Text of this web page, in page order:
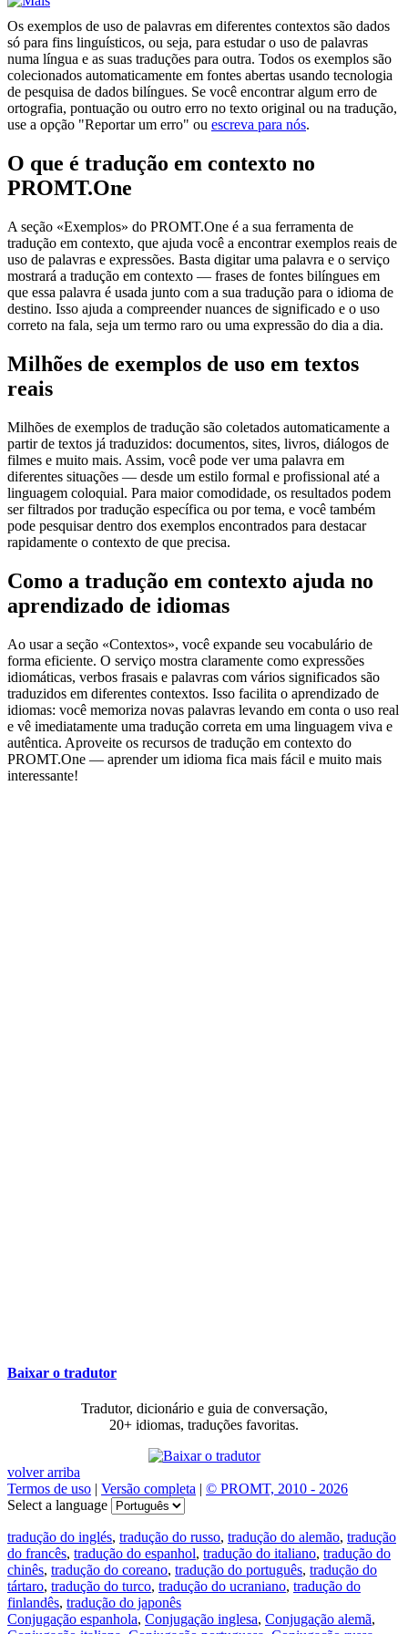
Os exemplos de uso de palavras em diferentes contextos são dados
só para fins linguísticos, ou seja, para estudar o uso de palavras
numa língua e as suas traduções para outra. Todos os exemplos são
colecionados automaticamente em fontes abertas usando tecnologia
de pesquisa de dados bilíngues. Se você encontrar algum erro de
ortografia, pontuação ou outro erro no texto original ou na tradução,
use a opção "Reportar um erro" ou escreva para nós.
O que é tradução em contexto no
PROMT.One
A seção «Exemplos» do PROMT.One é a sua ferramenta de
tradução em contexto, que ajuda você a encontrar exemplos reais de
uso de palavras e expressões. Basta digitar uma palavra e o serviço
mostrará a tradução em contexto — frases de fontes bilíngues em
que essa palavra é usada junto com a sua tradução para o idioma de
destino. Isso ajuda a compreender nuances de significado e o uso
correto na fala, seja um termo raro ou uma expressão do dia a dia.
Milhões de exemplos de uso em textos
reais
Milhões de exemplos de tradução são coletados automaticamente a
partir de textos já traduzidos: documentos, sites, livros, diálogos de
filmes e muito mais. Assim, você pode ver uma palavra em
diferentes situações — desde um estilo formal e profissional até a
linguagem coloquial. Para maior comodidade, os resultados podem
ser filtrados por tradução específica ou por tema, e você também
pode pesquisar dentro dos exemplos encontrados para destacar
rapidamente o contexto de que precisa.
Como a tradução em contexto ajuda no
aprendizado de idiomas
Ao usar a seção «Contextos», você expande seu vocabulário de
forma eficiente. O serviço mostra claramente como expressões
idiomáticas, verbos frasais e palavras com vários significados são
traduzidos em diferentes contextos. Isso facilita o aprendizado de
idiomas: você memoriza novas palavras levando em conta o uso real
e vê imediatamente uma tradução correta em uma linguagem viva e
autêntica. Aproveite os recursos de tradução em contexto do
PROMT.One — aprender um idioma fica mais fácil e muito mais
interessante!
Baixar o tradutor
Tradutor, dicionário e guia de conversação,
20+ idiomas, traduções favoritas.
volver arriba
Termos de uso | Versão completa | © PROMT, 2010 - 2026
Select a language
tradução do inglés, tradução do russo, tradução do alemão, tradução
do francês, tradução do espanhol, tradução do italiano, tradução do
chinês, tradução do coreano, tradução do português, tradução do
tártaro, tradução do turco, tradução do ucraniano, tradução do
finlandês, tradução do japonês
Conjugação espanhola, Conjugação inglesa, Conjugação alemã,